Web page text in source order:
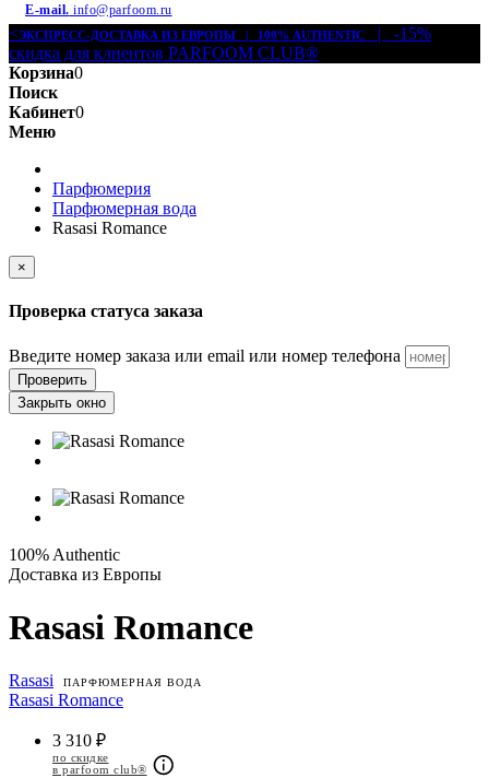
E-mail. info@parfoom.ru
<ЭКСПРЕСС-ДОСТАВКА ИЗ ЕВРОПЫ | 100% AUTHENTIC
| -15%
скидка для клиентов PARFOOM CLUB®
Корзина0
Поиск
Кабинет0
Меню
Парфюмерия
Парфюмерная вода
Rasasi Romance
×
Проверка статуса заказа
Введите номер заказа или email или номер телефона
Проверить
Закрыть окно
100% Authentic
Доставка из Европы
Rasasi Romance
Rasasi ПАРФЮМЕРНАЯ ВОДА
Rasasi Romance
3 310 ₽
по скидке
в parfoom club®